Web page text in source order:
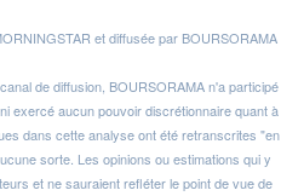
et diffusée par BOURSORAMA
de diffusion, BOURSORAMA n'a participé
exercé aucun pouvoir discrétionnaire quant à
dans cette analyse ont été retranscrites "en
sorte. Les opinions ou estimations qui y
et ne sauraient refléter le point de vue de